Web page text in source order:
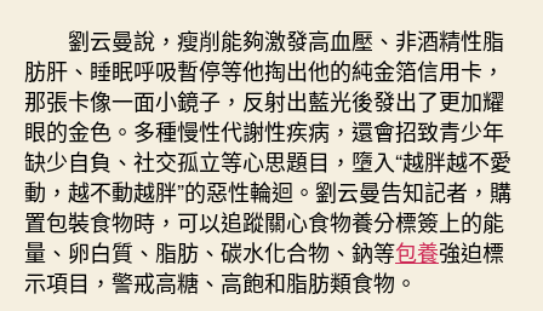
衡”？
聽
專
家
支
招〉
中
劉云曼說，瘦削能夠激發高血壓、非酒精性脂
肪肝、睡眠呼吸暫停等他掏出他的純金箔信用卡，
那張卡像一面小鏡子，反射出藍光後發出了更加耀
眼的金色。多種慢性代謝性疾病，還會招致青少年
缺少自負、社交孤立等心思題目，墮入“越胖越不愛
動，越不動越胖”的惡性輪迴。劉云曼告知記者，購
置包裝食物時，可以追蹤關心食物養分標簽上的能
量、卵白質、脂肪、碳水化合物、鈉等包養強迫標
示項目，警戒高糖、高飽和脂肪類食物。